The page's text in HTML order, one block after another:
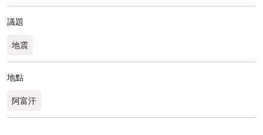
議題
地震
地點
阿富汗